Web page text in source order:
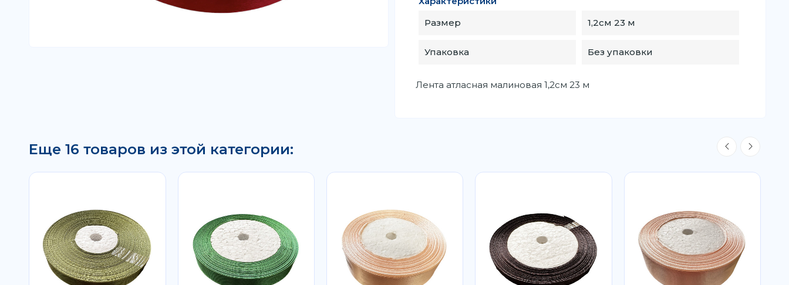
Размер
1,2см 23 м
Упаковка Без упаковки
Лента атласная малиновая 1,2см 23 м
Еще 16 товаров из этой категории: